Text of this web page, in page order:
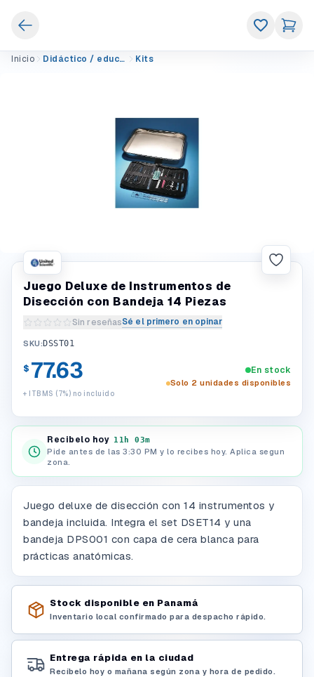
Inicio Didáctico / educativo Kits
Juego Deluxe de Instrumentos de
Disección con Bandeja 14 Piezas
Sin reseñasSé el primero en opinar
Escribir una reseña del producto
SKU: DSST01
$ 77.63
+ ITBMS (7%) no incluido
En stock
Solo 2 unidades disponibles
Recibelo hoy 11h 03m
Pide antes de las 3:30 PM y lo recibes hoy. Aplica segun
zona.
Juego deluxe de disección con 14 instrumentos y
bandeja incluida. Integra el set DSET14 y una
bandeja DPS001 con capa de cera blanca para
prácticas anatómicas.
Stock disponible en Panamá
Inventario local confirmado para despacho rápido.
Entrega rápida en la ciudad
Recíbelo hoy o mañana según zona y hora de pedido.